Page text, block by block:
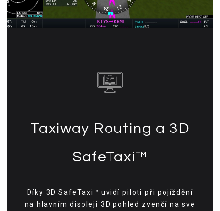
Taxiway Routing a 3D
SafeTaxi™
Díky 3D SafeTaxi™ uvidí piloti při pojíždění
na hlavním displeji 3D pohled zvenčí na své